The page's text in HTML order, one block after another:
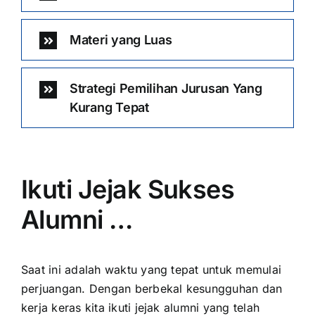
Materi yang Luas
Strategi Pemilihan Jurusan Yang
Kurang Tepat
Ikuti Jejak Sukses
Alumni …
Saat ini adalah waktu yang tepat untuk memulai
perjuangan. Dengan berbekal kesungguhan dan
kerja keras kita ikuti jejak alumni yang telah